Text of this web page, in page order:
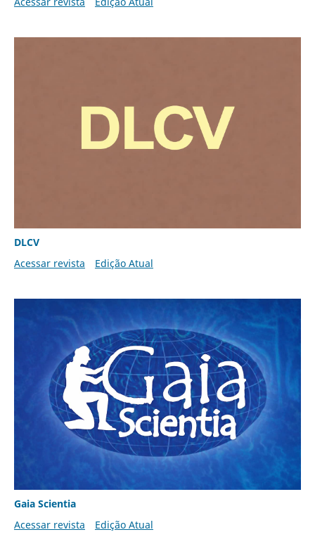
DLCV
Acessar revista
Edição Atual
Gaia Scientia
Acessar revista
Edição Atual